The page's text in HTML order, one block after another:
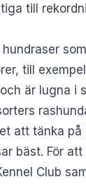
till
till
är lugna i
att tänka på
bäst. För
Club